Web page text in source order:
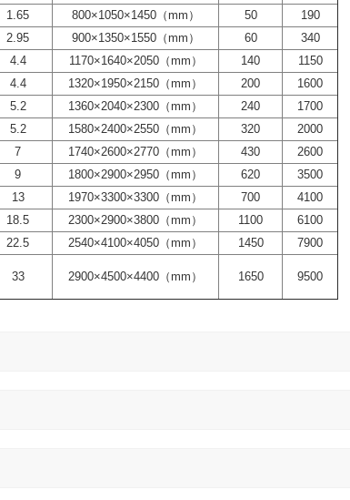
1.65 800×1050×1450（mm） 50
190
2.95 900×1350×1550（mm） 60
340
4.4 1170×1640×2050（mm） 140
1150
4.4 1320×1950×2150（mm） 200
1600
5.2 1360×2040×2300（mm） 240
1700
5.2 1580×2400×2550（mm） 320
2000
7 1740×2600×2770（mm） 430
2600
9 1800×2900×2950（mm） 620
3500
13 1970×3300×3300（mm） 700
4100
18.5 2300×2900×3800（mm） 1100
6100
22.5 2540×4100×4050（mm） 1450
7900
33 2900×4500×4400（mm） 1650 9500